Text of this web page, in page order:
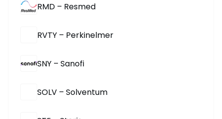
RMD – Resmed
RVTY – Perkinelmer
SNY – Sanofi
SOLV – Solventum